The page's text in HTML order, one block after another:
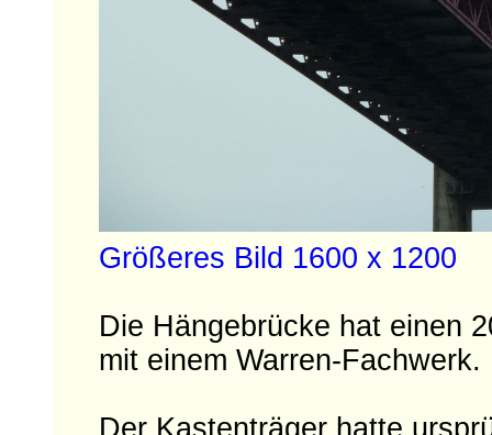
Größeres Bild 1600 x 1200
Die Hängebrücke hat einen
mit einem Warren-Fachwerk.
Der Kastenträger hatte